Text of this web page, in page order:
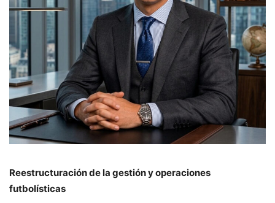
Reestructuración de la gestión y operaciones
futbolísticas